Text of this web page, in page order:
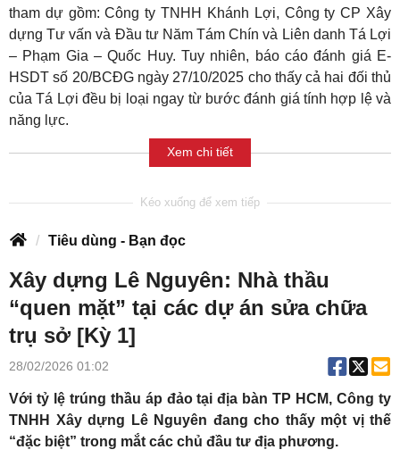
tham dự gồm: Công ty TNHH Khánh Lợi, Công ty CP Xây
dựng Tư vấn và Đầu tư Năm Tám Chín và Liên danh Tá Lợi
– Phạm Gia – Quốc Huy. Tuy nhiên, báo cáo đánh giá E-
HSDT số 20/BCĐG ngày 27/10/2025 cho thấy cả hai đối thủ
của Tá Lợi đều bị loại ngay từ bước đánh giá tính hợp lệ và
năng lực.
Xem chi tiết
Tiêu dùng - Bạn đọc
Xây dựng Lê Nguyên: Nhà thầu
“quen mặt” tại các dự án sửa chữa
trụ sở [Kỳ 1]
28/02/2026 01:02
Với tỷ lệ trúng thầu áp đảo tại địa bàn TP HCM, Công ty
TNHH Xây dựng Lê Nguyên đang cho thấy một vị thế
“đặc biệt” trong mắt các chủ đầu tư địa phương.